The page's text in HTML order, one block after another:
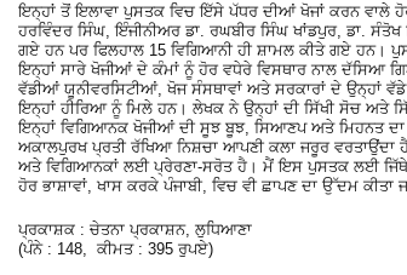
ਇਨ੍ਹਾਂ ਤੋਂ ਇਲਾਵਾ ਪੁਸਤਕ ਵਿਚ ਇੱਸੇ ਪੱਧਰ ਦੀਆਂ ਖੋਜਾਂ ਕਰਨ ਵਾਲੇ
ਹਰਵਿੰਦਰ ਸਿੰਘ, ਇੰਜੀਨੀਅਰ ਡਾ. ਰਘਬੀਰ ਸਿੰਘ ਖਾਂਡਪੁਰ, ਡਾ.
ਗਏ ਹਨ ਪਰ ਫਿਲਹਾਲ 15 ਵਿਗਿਆਨੀ ਹੀ ਸ਼ਾਮਲ ਕੀਤੇ ਗਏ ਹਨ।
ਇਨ੍ਹਾਂ ਸਾਰੇ ਖੋਜੀਆਂ ਦੇ ਕੰਮਾਂ ਨੂੰ ਹੋਰ ਵਧੇਰੇ ਵਿਸਥਾਰ ਨਾਲ
ਵੱਡੀਆਂ ਯੂਨੀਵਰਸਿਟੀਆਂ, ਖੋਜ ਸੰਸਥਾਵਾਂ ਅਤੇ ਸਰਕਾਰਾਂ ਦੇ ਉਨ੍ਹਾਂ
ਇਨ੍ਹਾਂ ਹੀਰਿਆ ਨੂੰ ਮਿਲੇ ਹਨ। ਲੇਖਕ ਨੇ ਉਨ੍ਹਾਂ ਦੀ ਸਿੱਖੀ ਸੋਚ ਅਤੇ
ਇਨ੍ਹਾਂ ਵਿਗਿਆਨਕ ਖੋਜੀਆਂ ਦੀ ਸੂਝ ਬੂਝ, ਸਿਆਣਪ ਅਤੇ ਮਿਹਨਤ ਦਾ
ਅਕਾਲਪੁਰਖ ਪ੍ਰਤੀ ਰੱਖਿਆ ਨਿਸ਼ਚਾ ਆਪਣੀ ਕਲਾ ਜਰੂਰ
ਅਤੇ ਵਿਗਿਆਨਕਾਂ ਲਈ ਪ੍ਰੇਰਣਾ-ਸਰੋਤ ਹੈ। ਮੈਂ ਇਸ ਪੁਸਤਕ ਲਈ ਜਿੱਥੇ
ਹੋਰ ਭਾਸ਼ਾਵਾਂ, ਖਾਸ ਕਰਕੇ ਪੰਜਾਬੀ, ਵਿਚ ਵੀ ਛਾਪਣ ਦਾ ਉੱਦਮ
ਪ੍ਰਕਾਸ਼ਕ : ਚੇਤਨਾ ਪ੍ਰਕਾਸ਼ਨ, ਲੁਧਿਆਣਾ
(ਪੰਨੇ : 148, ਕੀਮਤ : 395 ਰੁਪਏ)